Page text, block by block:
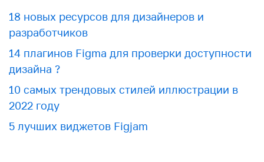
18 новых ресурсов для дизайнеров и
разработчиков
14 плагинов Figma для проверки доступности
дизайна ?
10 самых трендовых стилей иллюстрации в
2022 году
5 лучших виджетов Figjam